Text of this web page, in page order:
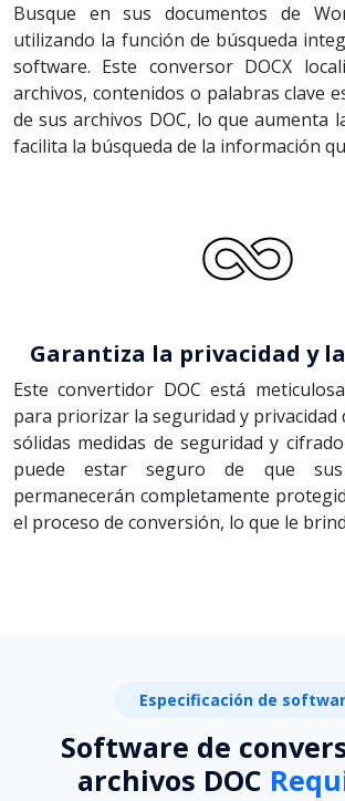
Busque en sus documentos de
utilizando la función de búsqueda
software. Este conversor DOCX
archivos, contenidos o palabras clave
de sus archivos DOC, lo que aumenta
facilita la búsqueda de la información
Garantiza la privacidad y
Este convertidor DOC está
para priorizar la seguridad y privacidad
sólidas medidas de seguridad y
puede estar seguro de que
permanecerán completamente
el proceso de conversión, lo que le
Especificación de
Software de
archivos DOC